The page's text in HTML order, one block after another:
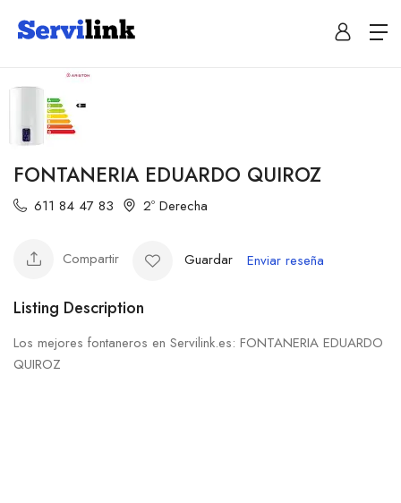
FONTANERIA EDUARDO QUIROZ
611 84 47 83 2º Derecha
Compartir Guardar Enviar reseña
Listing Description
Los mejores fontaneros en Servilink.es: FONTANERIA EDUARDO
QUIROZ